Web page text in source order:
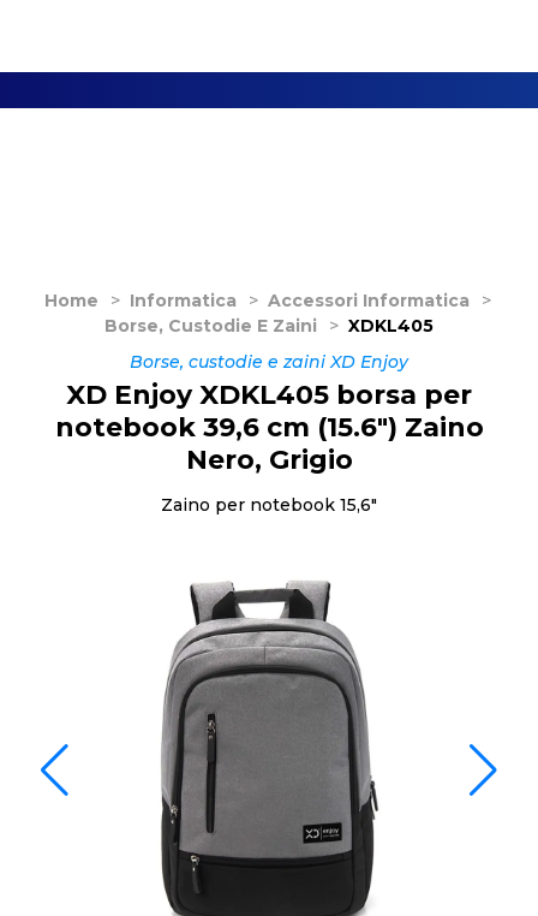
Home > Informatica > Accessori Informatica
>
Borse, Custodie E Zaini
> XDKL405
Borse, custodie e zaini XD Enjoy
XD Enjoy XDKL405 borsa per
notebook 39,6 cm (15.6") Zaino
Nero, Grigio
Zaino per notebook 15,6"